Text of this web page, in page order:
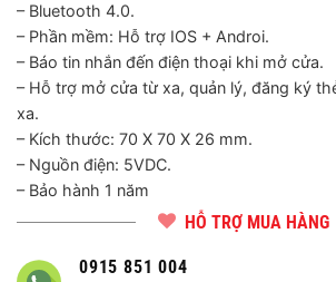
– Bluetooth 4.0.
– Phần mềm: Hỗ trợ IOS + Androi.
– Báo tin nhắn đến điện thoại khi mở cửa.
– Hỗ trợ mở cửa từ xa, quản lý, đăng ký
xa.
– Kích thước: 70 X 70 X 26 mm.
– Nguồn điện: 5VDC.
– Bảo hành 1 năm
HỖ TRỢ MUA HÀNG
0915 851 004